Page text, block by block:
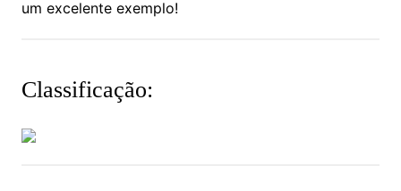
um excelente exemplo!
Classificação: